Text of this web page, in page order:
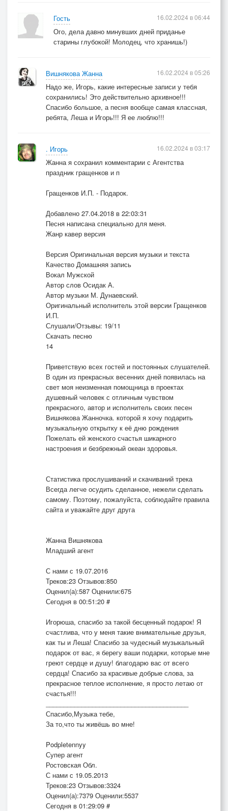
Гость
Ого, дела давно минувших дней приданье
старины глубокой! Молодец, что хранишь!)
16.02.2024 в 06:44
Вишнякова Жанна
Надо же, Игорь, какие интересные записи у тебя
сохранились! Это действительно архивное!!!
Спасибо большое, а песня вообще самая классная,
ребята, Леша и Игорь!!! Я ее люблю!!!
16.02.2024 в 05:26
. Игорь
Жанна я сохранил комментарии с Агентства
праздник гращенков и п
Гращенков И.П. - Подарок.
Добавлено 27.04.2018 в 22:03:31
Песня написана специально для меня.
Жанр кавер версия
Версия Оригинальная версия музыки и текста
Качество Домашняя запись
Вокал Мужской
Автор слов Осидак А.
Автор музыки М. Дунаевский.
Оригинальный исполнитель этой версии Гращенков
И.П.
Слушали/Отзывы: 19/11
Скачать песню
14
Приветствую всех гостей и постоянных слушателей.
В один из прекрасных весенних дней появилась на
свет моя неизменная помощница в проектах
душевный человек с отличным чувством
прекрасного, автор и исполнитель своих песен
Вишнякова Жанночка. которой я хочу подарить
музыкальную открытку к её дню рождения
Пожелать ей женского счастья шикарного
настроения и безбрежный океан здоровья.
Статистика прослушиваний и скачиваний трека
Всегда легче осудить сделанное, нежели сделать
самому. Поэтому, пожалуйста, соблюдайте правила
сайта и уважайте друг друга
Жанна Вишнякова
Младший агент
С нами с 19.07.2016
Треков:23 Отзывов:850
Оценил(а):587 Оценили:675
Сегодня в 00:51:20 #
Игорюша, спасибо за такой бесценный подарок! Я
счастлива, что у меня такие внимательные друзья,
как ты и Леша! Спасибо за чудесный музыкальный
подарок от вас, я берегу ваши подарки, которые мне
греют сердце и душу! благодарю вас от всего
сердца! Спасибо за красивые добрые слова, за
прекрасное теплое исполнение, я просто летаю от
счастья!!!
Спасибо,Музыка тебе,
За то,что ты живёшь во мне!
Podpletennyy
Супер агент
Ростовская Обл.
С нами с 19.05.2013
Треков:23 Отзывов:3324
Оценил(а):7379 Оценили:5537
Сегодня в 01:29:09 #
16.02.2024 в 03:17